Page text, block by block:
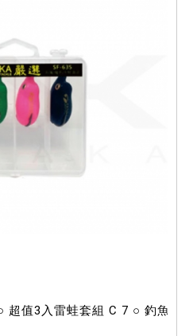
值3入雷蛙套組 C 7 ○ 釣魚